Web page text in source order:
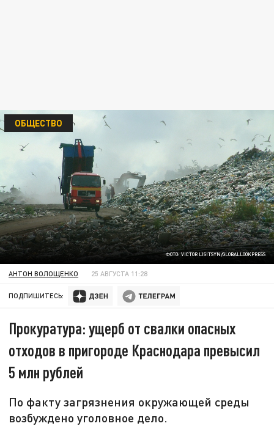
ФОТО: VICTOR LISITSYN/GLOBALLOOKPRESS
ОБЩЕСТВО
АНТОН ВОЛОЩЕНКО 25 АВГУСТА 11:28
ПОДПИШИТЕСЬ:
Прокуратура: ущерб от свалки опасных
отходов в пригороде Краснодара превысил
5 млн рублей
По факту загрязнения окружающей среды
возбуждено уголовное дело.